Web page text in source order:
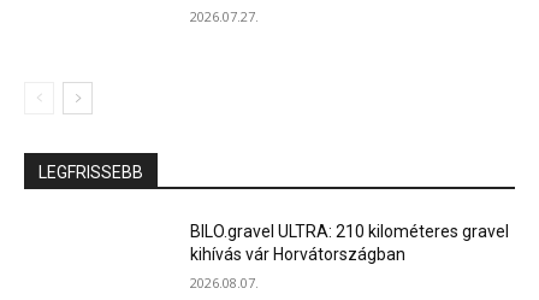
2026.07.27.
LEGFRISSEBB
BILO.gravel ULTRA: 210 kilométeres gravel
kihívás vár Horvátországban
2026.08.07.